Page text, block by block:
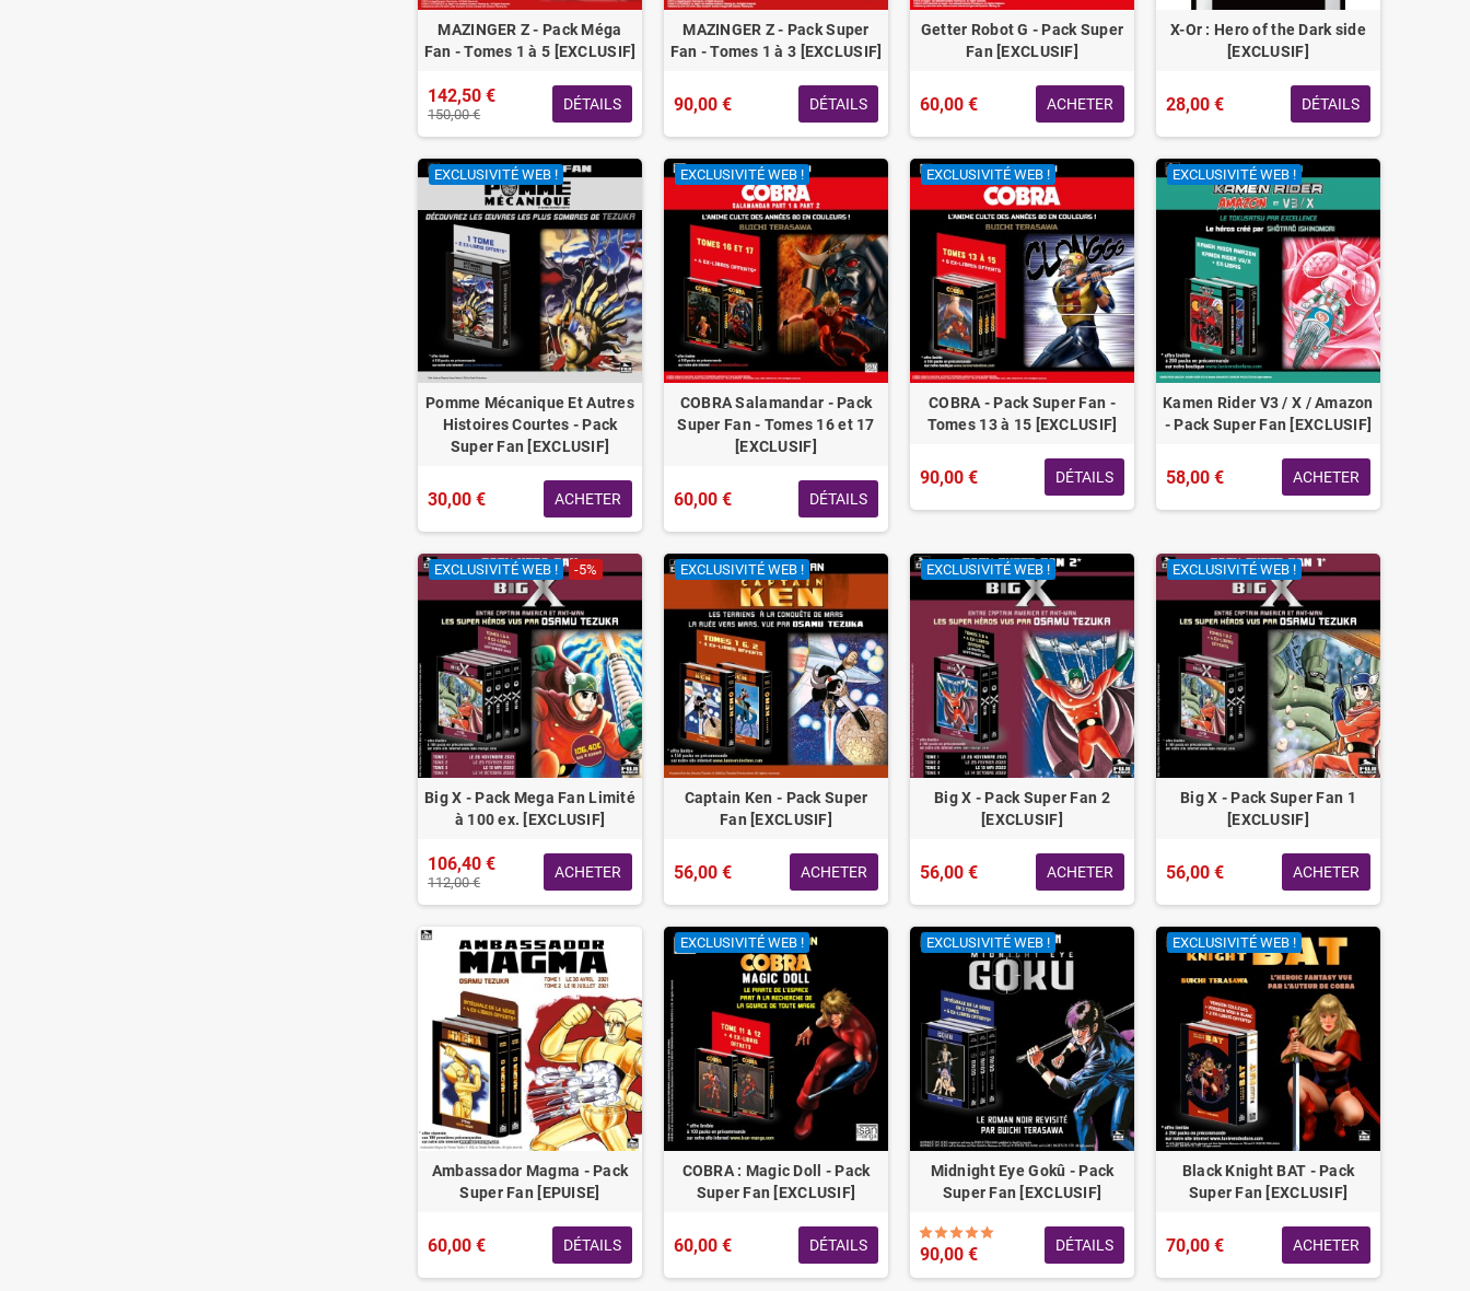
MAZINGER Z - Pack Méga
Fan - Tomes 1 à 5 [EXCLUSIF]
142,50 €
150,00 €
DÉTAILS
MAZINGER Z - Pack Super
Fan - Tomes 1 à 3 [EXCLUSIF]
90,00 € DÉTAILS
Getter Robot G - Pack Super
Fan [EXCLUSIF]
60,00 € ACHETER
X-Or : Hero of the Dark side
[EXCLUSIF]
28,00 € DÉTAILS
EXCLUSIVITÉ WEB !
Pomme Mécanique Et Autres
Histoires Courtes - Pack
Super Fan [EXCLUSIF]
30,00 € ACHETER
EXCLUSIVITÉ WEB !
COBRA Salamandar - Pack
Super Fan - Tomes 16 et 17
[EXCLUSIF]
60,00 € DÉTAILS
EXCLUSIVITÉ WEB !
COBRA - Pack Super Fan -
Tomes 13 à 15 [EXCLUSIF]
90,00 € DÉTAILS
EXCLUSIVITÉ WEB !
Kamen Rider V3 / X / Amazon
- Pack Super Fan [EXCLUSIF]
58,00 € ACHETER
EXCLUSIVITÉ WEB ! -5%
Big X - Pack Mega Fan Limité
à 100 ex. [EXCLUSIF]
106,40 €
112,00 €
ACHETER
EXCLUSIVITÉ WEB !
Captain Ken - Pack Super
Fan [EXCLUSIF]
56,00 € ACHETER
EXCLUSIVITÉ WEB !
Big X - Pack Super Fan 2
[EXCLUSIF]
56,00 € ACHETER
EXCLUSIVITÉ WEB !
Big X - Pack Super Fan 1
[EXCLUSIF]
56,00 € ACHETER
Ambassador Magma - Pack
Super Fan [EPUISE]
60,00 € DÉTAILS
EXCLUSIVITÉ WEB !
COBRA : Magic Doll - Pack
Super Fan [EXCLUSIF]
60,00 € DÉTAILS
EXCLUSIVITÉ WEB !
Midnight Eye Gokû - Pack
Super Fan [EXCLUSIF]
90,00 € DÉTAILS
EXCLUSIVITÉ WEB !
Black Knight BAT - Pack
Super Fan [EXCLUSIF]
70,00 € ACHETER